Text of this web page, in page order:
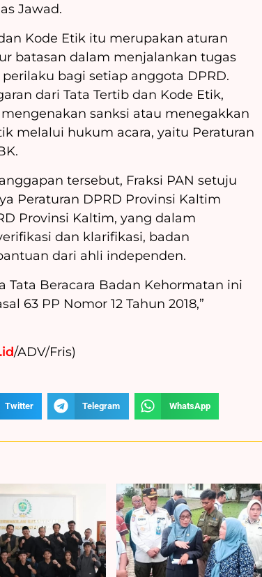
Jawad.
Kode Etik itu merupakan aturan
batasan dalam menjalankan tugas
bagi setiap anggota DPRD.
dari Tata Tertib dan Kode Etik,
sanksi atau menegakkan
melalui hukum acara, yaitu Peraturan
tersebut, Fraksi PAN setuju
Peraturan DPRD Provinsi Kaltim
Provinsi Kaltim, yang dalam
dan klarifikasi, badan
dari ahli independen.
Tata Beracara Badan Kehormatan ini
63 PP Nomor 12 Tahun 2018,”
/ADV/Fris)
Twitter Telegram WhatsApp